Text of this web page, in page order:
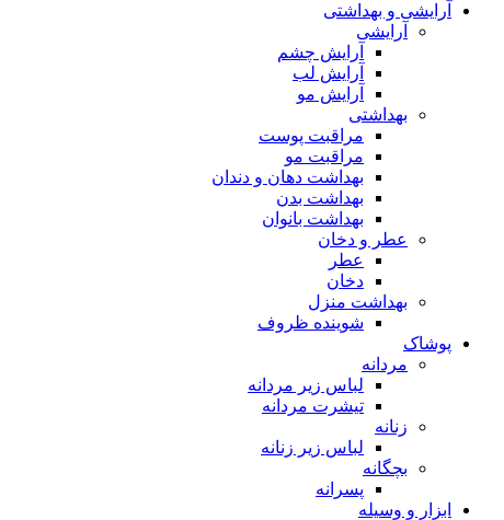
آرایشی و بهداشتی
آرایشی
آرایش چشم
آرایش لب
آرایش مو
بهداشتی
مراقبت پوست
مراقبت مو
بهداشت دهان و دندان
بهداشت بدن
بهداشت بانوان
عطر و دخان
عطر
دخان
بهداشت منزل
شوینده ظروف
پوشاک
مردانه
لباس زیر مردانه
تیشرت مردانه
زنانه
لباس زیر زنانه
بچگانه
پسرانه
ابزار و وسیله